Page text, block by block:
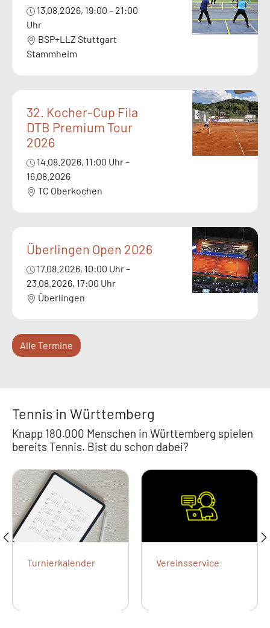
13.08.2026, 19:00 – 21:00
Uhr
BSP+LLZ Stuttgart
Stammheim
32. Kocher-Cup Fila
DTB Premium Tour
2026
14.08.2026, 11:00 Uhr –
16.08.2026
TC Oberkochen
Überlingen Open 2026
17.08.2026, 10:00 Uhr –
23.08.2026, 17:00 Uhr
Überlingen
Alle Termine
Tennis in Württemberg
Knapp 180.000 Menschen in Württemberg spielen
bereits Tennis. Bist du schon dabei?
Turnierkalender Vereinsservice